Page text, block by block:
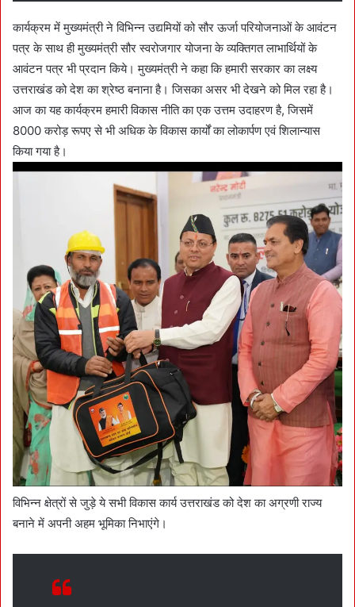
कार्यक्रम में मुख्यमंत्री ने विभिन्न उद्यमियों को सौर ऊर्जा परियोजनाओं के आवंटन
पत्र के साथ ही मुख्यमंत्री सौर स्वरोजगार योजना के व्यक्तिगत लाभार्थियों के
आवंटन पत्र भी प्रदान किये। मुख्यमंत्री ने कहा कि हमारी सरकार का लक्ष्य
उत्तराखंड को देश का श्रेष्ठ बनाना है। जिसका असर भी देखने को मिल रहा है।
आज का यह कार्यक्रम हमारी विकास नीति का एक उत्तम उदाहरण है, जिसमें
8000 करोड़ रूपए से भी अधिक के विकास कार्यों का लोकार्पण एवं शिलान्यास
किया गया है।
विभिन्न क्षेत्रों से जुड़े ये सभी विकास कार्य उत्तराखंड को देश का अग्रणी राज्य
बनाने में अपनी अहम भूमिका निभाएंगे।